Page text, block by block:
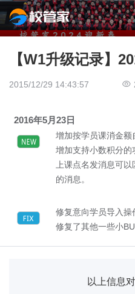
【W1升级记录】
2015/12/29 14:43:57
2016年5月23日
增加按学员课消金额
增加支持小数积分的
上课点名发消息可
的消息。
修复意向学员导入操
修复了其他一些小
以上信息